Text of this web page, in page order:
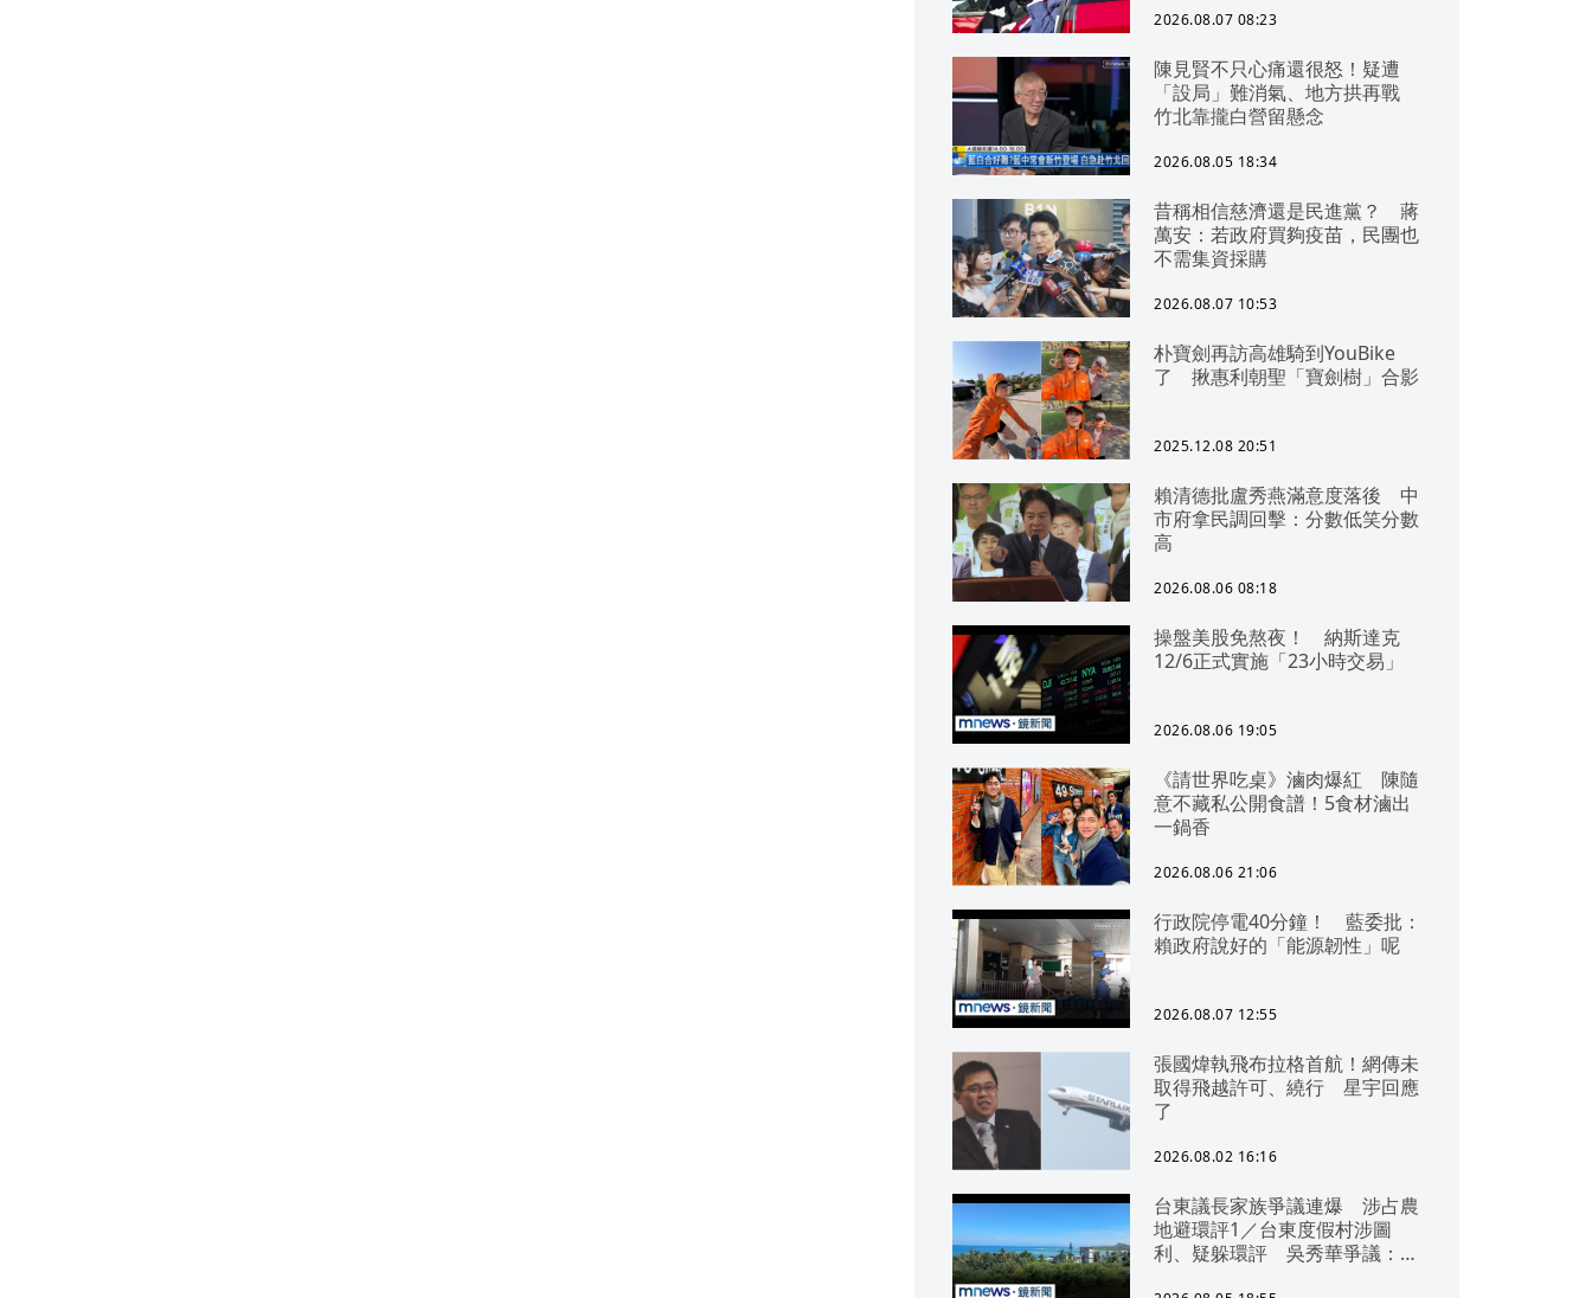
2026.08.07 08:23
陳見賢不只心痛還很怒！疑遭
「設局」難消氣、地方拱再戰
竹北靠攏白營留懸念
2026.08.05 18:34
昔稱相信慈濟還是民進黨？ 蔣
萬安：若政府買夠疫苗，民團也
不需集資採購
2026.08.07 10:53
朴寶劍再訪高雄騎到YouBike
了 揪惠利朝聖「寶劍樹」合影
2025.12.08 20:51
賴清德批盧秀燕滿意度落後 中
市府拿民調回擊：分數低笑分數
高
2026.08.06 08:18
操盤美股免熬夜！ 納斯達克
12/6正式實施「23小時交易」
2026.08.06 19:05
《請世界吃桌》滷肉爆紅 陳隨
意不藏私公開食譜！5食材滷出
一鍋香
2026.08.06 21:06
行政院停電40分鐘！ 藍委批：
賴政府說好的「能源韌性」呢
2026.08.07 12:55
張國煒執飛布拉格首航！網傳未
取得飛越許可、繞行 星宇回應
了
2026.08.02 16:16
台東議長家族爭議連爆 涉占農
地避環評1／台東度假村涉圖
利、疑躲環評 吳秀華爭議：概